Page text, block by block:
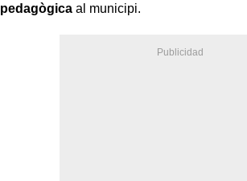
pedagògica al municipi.